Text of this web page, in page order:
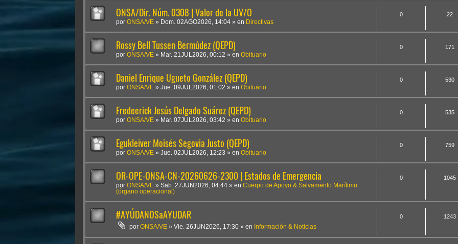
ONSA/Dir. Núm. 0308 | Valor de la UV/O
por ONSA/VE » Dom. 02AGO2026, 14:04 » en Directivas
0 22
Rossy Bell Tussen Bermúdez (QEPD)
por ONSA/VE » Mar. 21JUL2026, 00:12 » en Obituario
0 171
Daniel Enrique Ugueto González (QEPD)
por ONSA/VE » Jue. 09JUL2026, 01:02 » en Obituario
0 530
Fredeerick Jesús Delgado Suárez (QEPD)
por ONSA/VE » Mar. 07JUL2026, 03:42 » en Obituario
0 535
Egukleiver Moisés Segovia Justo (QEPD)
por ONSA/VE » Jue. 02JUL2026, 12:23 » en Obituario
0 759
OR-OPE-ONSA-CN-20260626-2300 | Estados de Emergencia
por ONSA/VE » Sab. 27JUN2026, 04:44 » en Cuerpo de Apoyo & Salvamento Marítimo
(órgano operacional)
0 1045
#AYÚDANOSaAYUDAR
porONSA/VE »Vie. 26JUN2026, 17:30 » en Información & Noticias
0 1243